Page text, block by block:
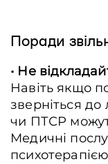
Поради
• Не
Навіть якщо
зверніться до
чи ПТСР
Медичні